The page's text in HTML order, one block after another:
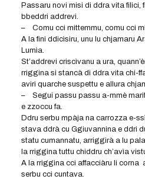
Passaru novi misi di ddra vita filici,
bbeddri addrevi.
– Comu cci mittemmu, comu cci
A la fini ddicìsiru, unu lu chjamaru
Lumìa.
St’addrevi criscìvanu a ura,
rriggina si stancà di ddra vita chi-
aviri quarche suspettu e allura
– Segui passu passu a-mmè
e zzoccu fa.
Ddru serbu mpàja na carrozza e-
stava ddrà cu Ggiuvannina e ddri
statu cumannatu, arriggirà a lu
la rriggina tuttu chiddru ch’avìa
A la rriggina cci affacciàru li corna
serbu cci cuntava.